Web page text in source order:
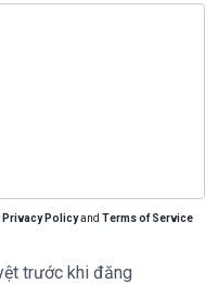
Privacy Policyand Terms of Service
trước khi đăng